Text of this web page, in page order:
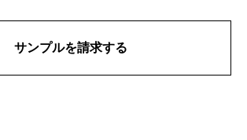
サンプルを請求する